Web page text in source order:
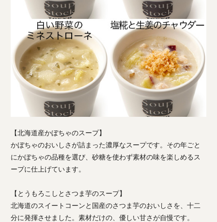
【北海道産かぼちゃのスープ】
かぼちゃのおいしさが詰まった濃厚なスープです。その年ごと
にかぼちゃの品種を選び、砂糖を使わず素材の味を楽しめるス
ープに仕上げています。
【とうもろこしとさつま芋のスープ】
北海道のスイートコーンと国産のさつま芋のおいしさを、十二
分に発揮させました。素材だけの、優しい甘さが自慢です。